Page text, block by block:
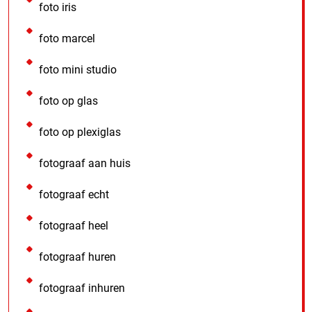
foto iris
foto marcel
foto mini studio
foto op glas
foto op plexiglas
fotograaf aan huis
fotograaf echt
fotograaf heel
fotograaf huren
fotograaf inhuren